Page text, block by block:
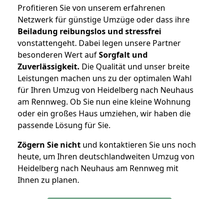
Profitieren Sie von unserem erfahrenen
Netzwerk für günstige Umzüge oder dass ihre
Beiladung reibungslos und stressfrei
vonstattengeht. Dabei legen unsere Partner
besonderen Wert aufSorgfalt und
Zuverlässigkeit. Die Qualität und unser breite
Leistungen machen uns zu der optimalen Wahl
für Ihren Umzug von Heidelberg nach Neuhaus
am Rennweg. Ob Sie nun eine kleine Wohnung
oder ein großes Haus umziehen, wir haben die
passende Lösung für Sie.
Zögern Sie nicht und kontaktieren Sie uns noch
heute, um Ihren deutschlandweiten Umzug von
Heidelberg nach Neuhaus am Rennweg mit
Ihnen zu planen.